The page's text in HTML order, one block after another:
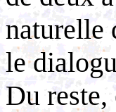
naturelle
le
Du